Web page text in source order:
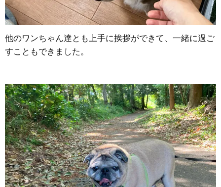
他のワンちゃん達とも上手に挨拶ができて、一緒に過ご
すこともできました。